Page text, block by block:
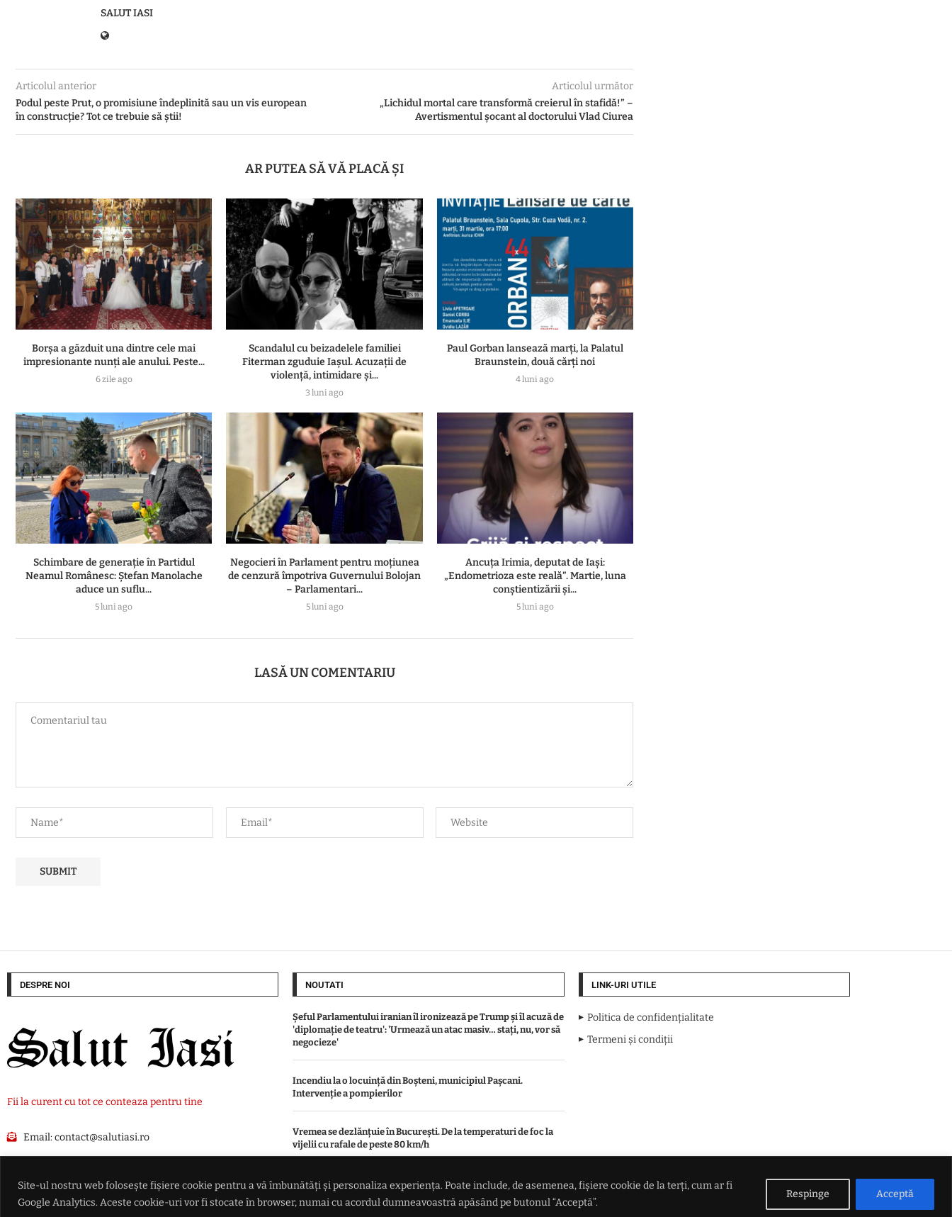
Site-ul nostru web folosește fișiere cookie pentru a vă îmbunătăți și personaliza experiența. Poate include, de asemenea, fișiere cookie de la terți, cum ar fi
Google Analytics. Aceste cookie-uri vor fi stocate în browser, numai cu acordul dumneavoastră apăsând pe butonul “Acceptă”.
Respinge Acceptă
SALUT IASI
Articolul anterior
Podul peste Prut, o promisiune îndeplinită sau un vis european
în construcție? Tot ce trebuie să știi!
Articolul următor
„Lichidul mortal care transformă creierul în stafidă!” –
Avertismentul șocant al doctorului Vlad Ciurea
AR PUTEA SĂ VĂ PLACĂ ȘI
Borșa a găzduit una dintre cele mai
impresionante nunți ale anului. Peste...
6 zile ago
Scandalul cu beizadelele familiei
Fiterman zguduie Iașul. Acuzații de
violență, intimidare și...
3 luni ago
Paul Gorban lansează marți, la Palatul
Braunstein, două cărți noi
4 luni ago
Schimbare de generație în Partidul
Neamul Românesc: Ștefan Manolache
aduce un suflu...
5 luni ago
Negocieri în Parlament pentru moțiunea
de cenzură împotriva Guvernului Bolojan
– Parlamentari...
5 luni ago
Ancuța Irimia, deputat de Iași:
„Endometrioza este reală”. Martie, luna
conștientizării și...
5 luni ago
LASĂ UN COMENTARIU
DESPRE NOI
Fii la curent cu tot ce conteaza pentru tine
Email:contact@salutiasi.ro
NOUTATI
Șeful Parlamentului iranian îl ironizează pe Trump și îl acuză de
'diplomație de teatru': 'Urmează un atac masiv… stați, nu, vor să
negocieze'
Incendiu la o locuință din Boșteni, municipiul Pașcani.
Intervenție a pompierilor
Vremea se dezlănțuie în București. De la temperaturi de foc la
vijelii cu rafale de peste 80 km/h
Se-adună norii peste piața grâului: Recolte mai mici la marii
LINK-URI UTILE
Politica de confidențialitate
Termeni și condiții